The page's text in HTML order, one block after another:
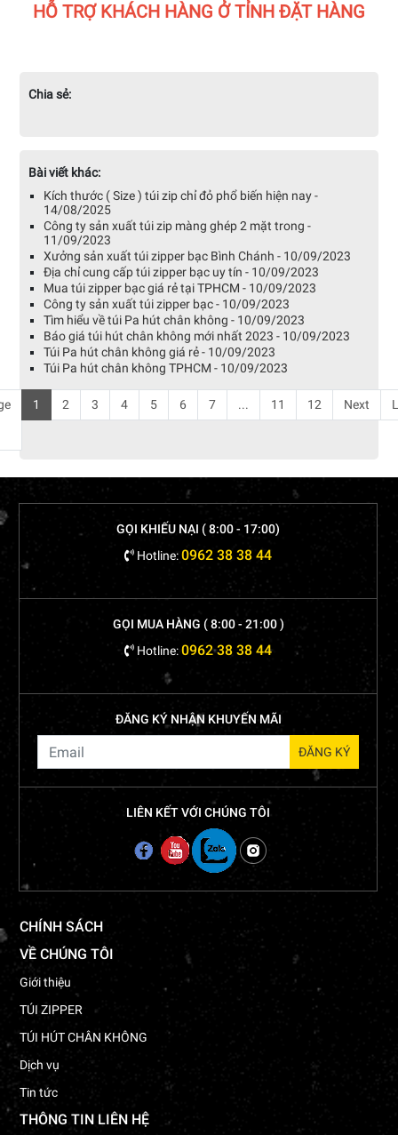
HỖ TRỢ KHÁCH HÀNG Ở TỈNH ĐẶT HÀNG
Chia sẻ:
Bài viết khác:
Kích thước ( Size ) túi zip chỉ đỏ phổ biến hiện nay -
14/08/2025
Công ty sản xuất túi zip màng ghép 2 mặt trong -
11/09/2023
Xưởng sản xuất túi zipper bạc Bình Chánh - 10/09/2023
Địa chỉ cung cấp túi zipper bạc uy tín - 10/09/2023
Mua túi zipper bạc giá rẻ tại TPHCM - 10/09/2023
Công ty sản xuất túi zipper bạc - 10/09/2023
Tìm hiểu về túi Pa hút chân không - 10/09/2023
Báo giá túi hút chân không mới nhất 2023 - 10/09/2023
Túi Pa hút chân không giá rẻ - 10/09/2023
Túi Pa hút chân không TPHCM - 10/09/2023
1 2 3 4 5 6 7 ... 11 12 Next
GỌI KHIẾU NẠI ( 8:00 - 17:00)
Hotline:0962 38 38 44
GỌI MUA HÀNG ( 8:00 - 21:00 )
Hotline:0962 38 38 44
ĐĂNG KÝ NHẬN KHUYẾN MÃI
LIÊN KẾT VỚI CHÚNG TÔI
CHÍNH SÁCH
VỀ CHÚNG TÔI
Giới thiệu
TÚI ZIPPER
TÚI HÚT CHÂN KHÔNG
Dịch vụ
Tin tức
THÔNG TIN LIÊN HỆ